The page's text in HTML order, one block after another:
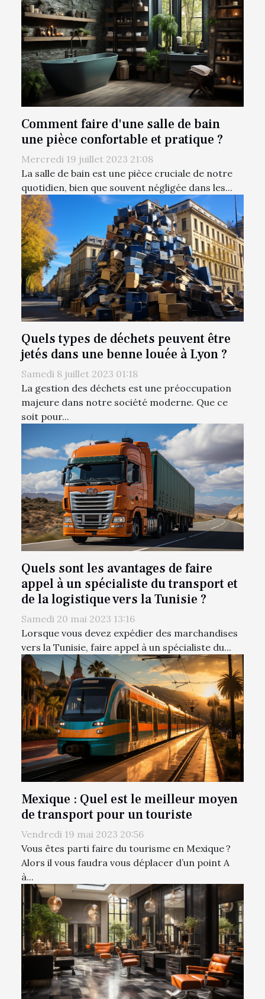
Comment faire d'une salle de bain
une pièce confortable et pratique ?
Mercredi 19 juillet 2023 21:08
La salle de bain est une pièce cruciale de notre
quotidien, bien que souvent négligée dans les...
Quels types de déchets peuvent être
jetés dans une benne louée à Lyon ?
Samedi 8 juillet 2023 01:18
La gestion des déchets est une préoccupation
majeure dans notre société moderne. Que ce
soit pour...
Quels sont les avantages de faire
appel à un spécialiste du transport et
de la logistique vers la Tunisie ?
Samedi 20 mai 2023 13:16
Lorsque vous devez expédier des marchandises
vers la Tunisie, faire appel à un spécialiste du...
Mexique : Quel est le meilleur moyen
de transport pour un touriste
Vendredi 19 mai 2023 20:56
Vous êtes parti faire du tourisme en Mexique ?
Alors il vous faudra vous déplacer d’un point A
à...